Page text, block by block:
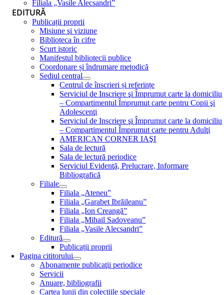
Filiala „Vasile Alecsandri”
EDITURĂ
Publicații proprii
Misiune şi viziune
Biblioteca în cifre
Scurt istoric
Manifestul bibliotecii publice
Coordonare și îndrumare metodică
Sediul central
Centrul de înscrieri și referințe
Serviciul de Inscriere şi Împrumut carte la domiciliu
– Compartimentul Împrumut carte pentru Copii şi
Adolescenţi
Serviciul de Inscriere şi Împrumut carte la domiciliu
– Compartimentul Împrumut carte pentru Adulţi
AMERICAN CORNER IAŞI
Sala de lectură
Sala de lectură periodice
Serviciul Evidenţă, Prelucrare, Informare
Bibliografică
Filiale
Filiala „Ateneu”
Filiala „Garabet Ibrăileanu”
Filiala „Ion Creangă”
Filiala „Mihail Sadoveanu”
Filiala „Vasile Alecsandri”
Editură
Publicații proprii
Pagina cititorului
Abonamente publicaţii periodice
Servicii
Anuare, bibliografii
Cartea lunii din colecțiile speciale